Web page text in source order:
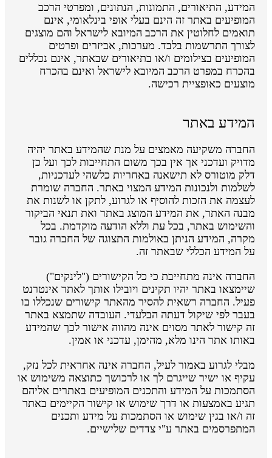
המידע, התיאורים, התמונות, הנתונים, ומפרטי הרכב
המופיעים באתר זה הינם בעלי אופי בינלאומי, אינם
תואמים לחלוטין את הרכב המיובא לישראל והם מוצגים
לצורך התרשמות בלבד. מערכות, אביזרים ופרטים
המופיעים בצילומים ו/או בתיאורים שבאתר, אינם נכללים
בהכרח במפרט הרכב המיובא לישראל ואינם בהכרח
מוצעים כאופציית רכישה.
המידע באתר
החברה משקיעה מאמצים על מנת שהמידע באתר יהיה
מדויק ועדכני אך אין בכך משום התחייבות לכך ועל כן
דלק מוטורס לא תישאנה באחריות כלשהי לעדכניות,
לשלמות ולנכונות המידע המצוי באתר. החברה שומרת
לעצמה את הזכות להוסיף או לגרוע, לתקן או לשנות את
מבנה האתר, את המידע המוצג באתר ואת תנאי הביקור
והשימוש באתר, בכל עת וללא הודעה מוקדמת. בכל
מקרה, המידע הניתן באולמות התצוגה של החברה גובר
על המידע הכללי שבאתר זה.
החברה אינה מתחייבת כי כל הקישורים ("לינקים")
שיימצאו באתר יהיו תקינים ויובילו אותך לאתר אינטרנט
פעיל. החברה רשאית להסיר מהאתר קישורים שנכללו בו
בעבר לפי שיקול דעתה הבלעדי. העובדה שתמצא באתר
זה קישור לאתר מסוים אינה מהווה אישור לכך שהמידע
באותו אתר הינו מלא, מהימן, עדכני או אמין.
מבלי לגרוע באמור לעיל, החברה אינה אחראית לכל נזק,
עקיף או ישיר שייגרם לך או לרכושך כתוצאה משימוש או
הסתמכות על המידע והתכנים המופיעים באתרים אליהם
תגיע באמצעות או דרך שימוש או קישור הקיימים באתר
זה ו/או בגין שימוש או הסתמכות על מידע ותכנים
המתפרסמים באתר ע"י צדדים שלישיים.